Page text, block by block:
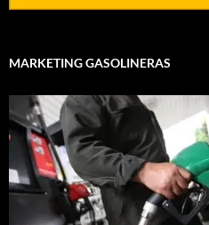
MARKETING GASOLINERAS